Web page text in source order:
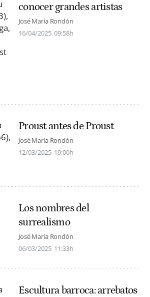
conocer grandes artistas
José María Rondón
16/04/2025 09:58h
Proust antes de Proust
José María Rondón
12/03/2025 19:00h
Los nombres del
surrealismo
José María Rondón
06/03/2025 11:33h
Escultura barroca: arrebatos